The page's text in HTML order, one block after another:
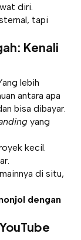
diri.
tapi
Kenali
lebih
antara apa
bisa dibayar.
yang
kecil.
di situ,
dengan